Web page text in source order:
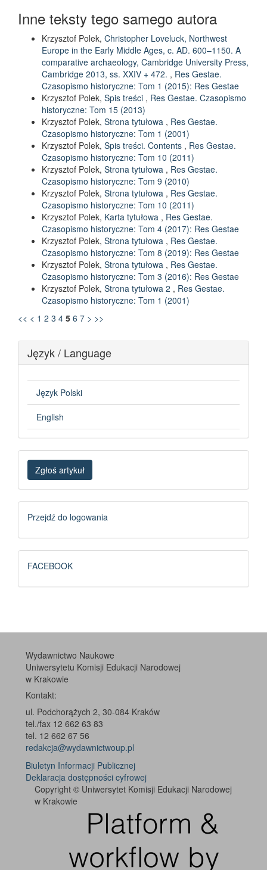
Inne teksty tego samego autora
Krzysztof Polek, Christopher Loveluck, Northwest
Europe in the Early Middle Ages, c. AD. 600–1150. A
comparative archaeology, Cambridge University Press,
Cambridge 2013, ss. XXIV + 472. , Res Gestae.
Czasopismo historyczne: Tom 1 (2015): Res Gestae
Krzysztof Polek, Spis treści , Res Gestae. Czasopismo
historyczne: Tom 15 (2013)
Krzysztof Polek, Strona tytułowa , Res Gestae.
Czasopismo historyczne: Tom 1 (2001)
Krzysztof Polek, Spis treści. Contents , Res Gestae.
Czasopismo historyczne: Tom 10 (2011)
Krzysztof Polek, Strona tytułowa , Res Gestae.
Czasopismo historyczne: Tom 9 (2010)
Krzysztof Polek, Strona tytułowa , Res Gestae.
Czasopismo historyczne: Tom 10 (2011)
Krzysztof Polek, Karta tytułowa , Res Gestae.
Czasopismo historyczne: Tom 4 (2017): Res Gestae
Krzysztof Polek, Strona tytułowa , Res Gestae.
Czasopismo historyczne: Tom 8 (2019): Res Gestae
Krzysztof Polek, Strona tytułowa , Res Gestae.
Czasopismo historyczne: Tom 3 (2016): Res Gestae
Krzysztof Polek, Strona tytułowa 2 , Res Gestae.
Czasopismo historyczne: Tom 1 (2001)
<< < 1 2 3 4 5 6 7 > >>
Język / Language
Język Polski
English
Zgłoś
artykuł
Zgłoś artykuł
Logowanie
Przejdź do logowania
FB
FACEBOOK
Wydawnictwo Naukowe
Uniwersytetu Komisji Edukacji Narodowej
w Krakowie
Kontakt:
ul. Podchorążych 2, 30-084 Kraków
tel./fax 12 662 63 83
tel. 12 662 67 56
redakcja@wydawnictwoup.pl
Biuletyn Informacji Publicznej
Deklaracja dostępności cyfrowej
Copyright © Uniwersytet Komisji Edukacji Narodowej
w Krakowie